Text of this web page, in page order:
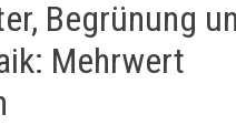
Begrünung
Mehrwert